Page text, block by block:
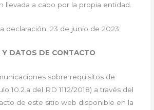
llevada a cabo por la propia entidad.
declaración: 23 de junio de 2023.
Y DATOS DE CONTACTO
sobre requisitos de
10.2.a del RD 1112/2018) a través del
de este sitio web disponible en la